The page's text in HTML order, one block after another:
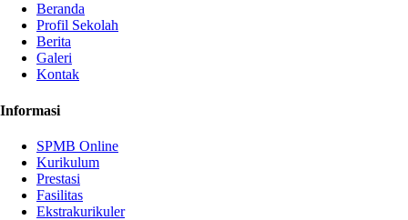
Beranda
Profil Sekolah
Berita
Galeri
Kontak
Informasi
SPMB Online
Kurikulum
Prestasi
Fasilitas
Ekstrakurikuler